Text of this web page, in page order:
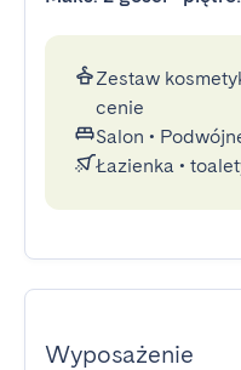
Zestaw
cenie
Salon •
Łazienka •
Wyposażenie